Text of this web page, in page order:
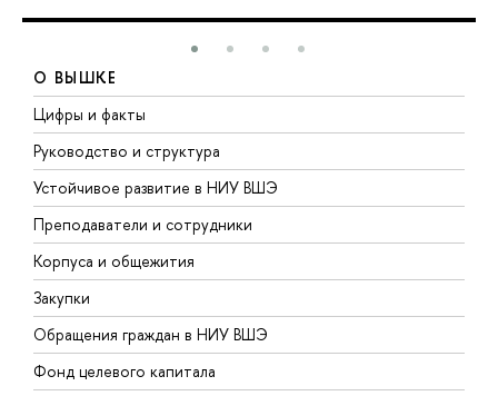
О ВЫШКЕ
Цифры и факты
Руководство и структура
Устойчивое развитие в НИУ ВШЭ
Преподаватели и сотрудники
Корпуса и общежития
Закупки
Обращения граждан в НИУ ВШЭ
Фонд целевого капитала